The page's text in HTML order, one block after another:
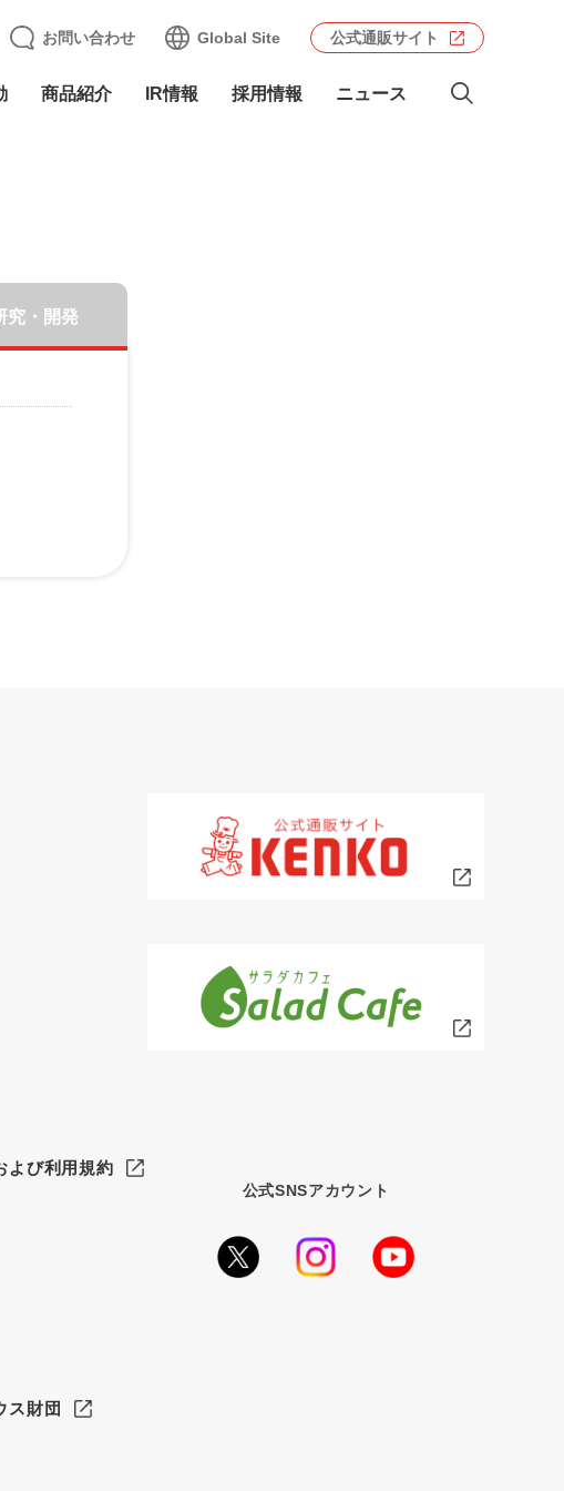
商品紹介 IR情報 採用情報 ニュース
お問い合わせ Global Site 公式通販サイト
究・開発
よび利用規約
ス財団
公式SNSアカウント